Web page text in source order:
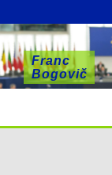
Franc
Bogovič
Franc
Bogovič
Franc
Bogovič